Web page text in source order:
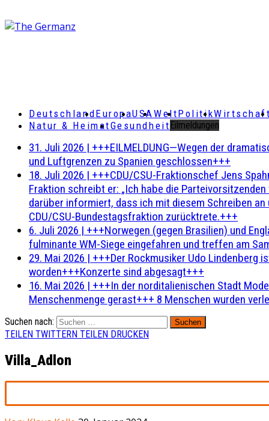
DeutschlandEuropaUSAWeltPolitikWirtschaft
Natur & HeimatGesundheit Eilmeldungen
31. Juli 2026 | +++EILMELDUNG—Wegen der
und Luftgrenzen zu Spanien geschlossen+++
18. Juli 2026 | +++CDU/CSU-Fraktionschef Jens
Fraktion schreibt er: „Ich habe die
darüber informiert, dass ich mit diesem Schreiben
CDU/CSU-Bundestagsfraktion zurücktrete.+++
6. Juli 2026 | +++Norwegen (gegen Brasilien) und
fulminante WM-Siege eingefahren und treffen am
29. Mai 2026 | +++Der Rockmusiker Udo Lindenberg
worden+++Konzerte sind abgesagt+++
16. Mai 2026 | +++In der norditalienischen Stadt
Menschenmenge gerast+++ 8 Menschen wurden
Suchen nach:
TEILEN TWITTERN TEILEN DRUCKEN
Villa_Adlon